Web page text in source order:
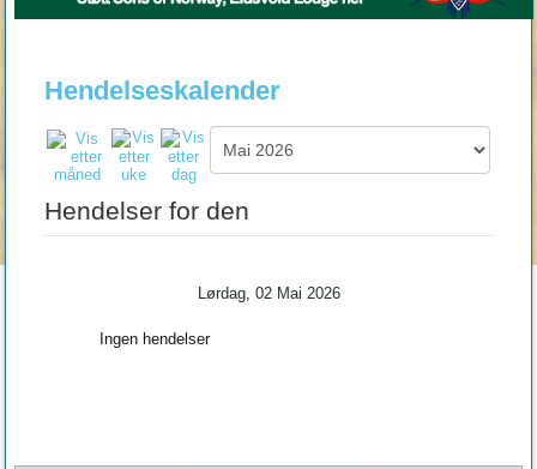
Hendelseskalender
Hendelser for den
Lørdag, 02 Mai 2026
Ingen hendelser